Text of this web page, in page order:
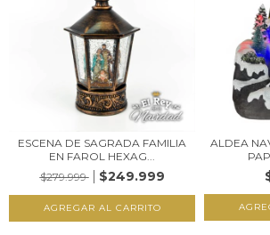
ESCENA DE SAGRADA FAMILIA
EN FAROL HEXAG...
$279.999
$249.999
ALDEA